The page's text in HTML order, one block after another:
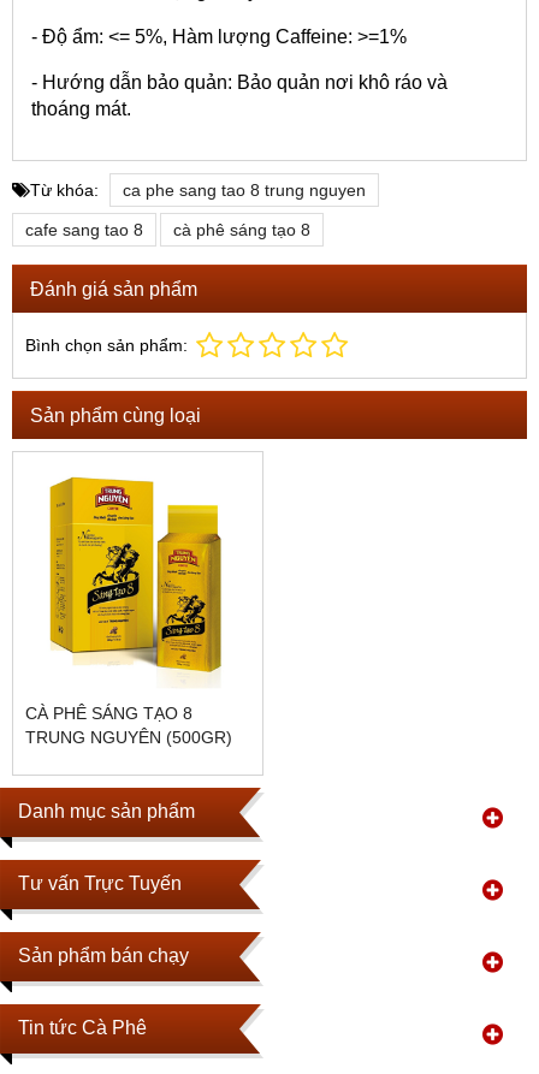
Danh mục sản phẩm
Tư vấn Trực Tuyến
Sản phẩm bán chạy
Tin tức Cà Phê
- Độ ẩm: <= 5%, Hàm lượng Caffeine: >=1%
- Hướng dẫn bảo quản: Bảo quản nơi khô ráo và
thoáng mát.
Từ khóa: ca phe sang tao 8 trung nguyen
cafe sang tao 8 cà phê sáng tạo 8
Đánh giá sản phẩm
Bình chọn sản phẩm:
Sản phẩm cùng loại
CÀ PHÊ SÁNG TẠO 8
TRUNG NGUYÊN (500GR)